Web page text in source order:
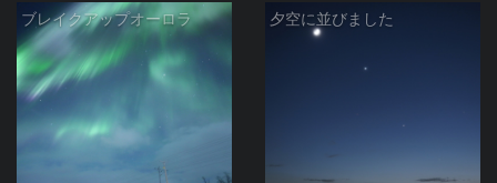
ブレイクアップオーロラ 夕空に並びました